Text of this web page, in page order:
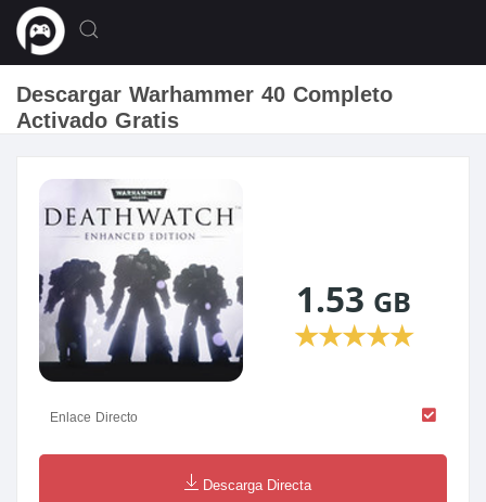
Descargar Warhammer 40 Completo
Activado Gratis
1.53 GB
★★★★★
Enlace Directo
Descarga Directa